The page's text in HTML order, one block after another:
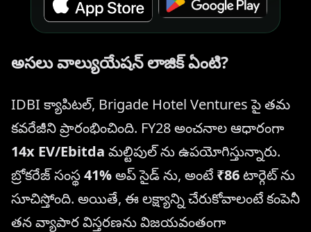
అసలు వాల్యుయేషన్ లాజిక్ ఏంటి?
IDBI క్యాపిటల్, Brigade Hotel Ventures పై తమ
కవరేజీని ప్రారంభించింది. FY28 అంచనాల ఆధారంగా
14x EV/Ebitda మల్టిపుల్ ను ఉపయోగిస్తున్నారు.
బ్రోకరేజ్ సంస్థ41%అప్ సైడ్ ను, అంటే₹86టార్గెట్ ను
సూచిస్తోంది. అయితే, ఈ లక్ష్యాన్ని చేరుకోవాలంటే కంపెనీ
తన వ్యాపార విస్తరణను విజయవంతంగా